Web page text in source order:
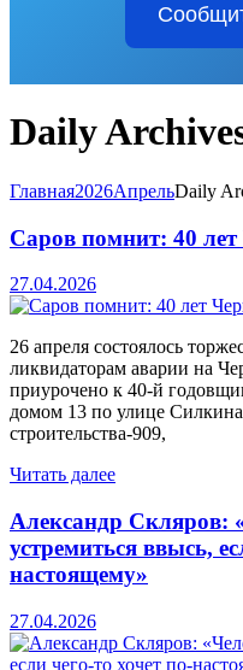
Daily
Главная2026АпрельDaily
Саров помнит: 40
27.04.2026
26 апреля состоялось
ликвидаторам аварии на
приурочено к 40-й
домом 13 по улице
строительства-909,
Читать далее
Александр Скляров:
устремиться ввысь,
настоящему»
27.04.2026